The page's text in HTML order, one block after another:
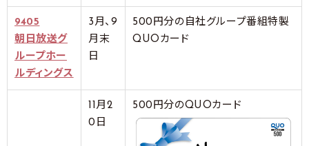
9405
朝日放送グ
ループホー
ルディングス
3月、9
月末
日
500円分の自社グループ番組特製
QUOカード
11月2
0日
500円分のQUOカード